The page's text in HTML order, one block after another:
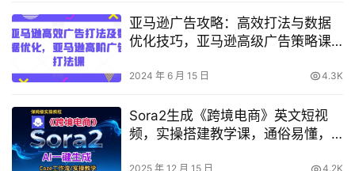
亚马逊广告攻略：高效打法与数据
优化技巧，亚马逊高级广告策略课
2024 年 6 月 15 日 4.3K
Sora2生成《跨境电商》英文短视
频，实操搭建教学课，通俗易懂，
2025 年 12 月 15 日 4.2K